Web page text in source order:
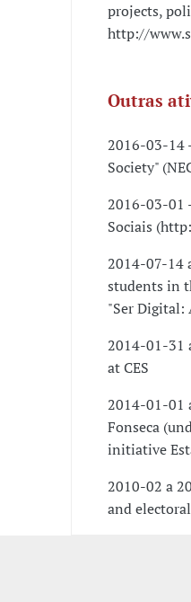
projects,
http://
Outras
2016-03-14
Society"
2016-03-01
Sociais
2014-07-14
students in
"Ser Digital:
2014-01-31
at CES
2014-01-01
Fonseca
initiative
2010-02 a
and